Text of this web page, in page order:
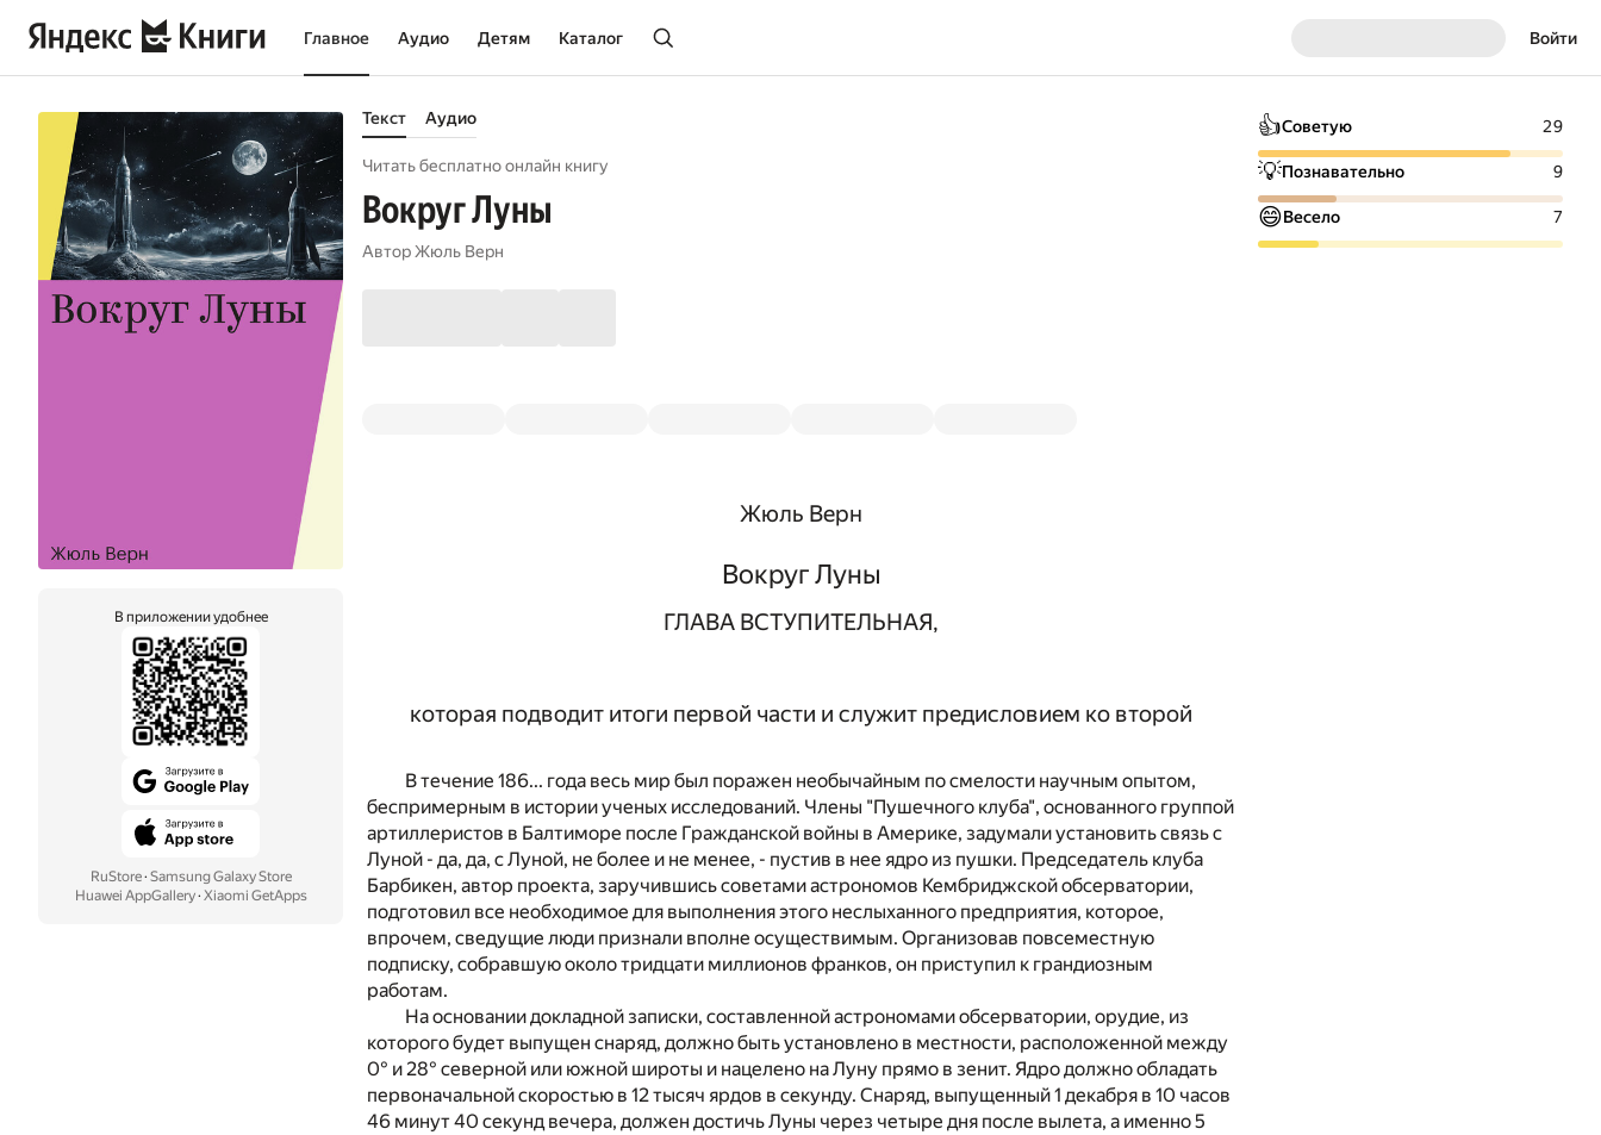
Главное Аудио Детям Каталог Войти
В приложении удобнее
RuStore· Samsung Galaxy Store
Huawei AppGallery· Xiaomi GetApps
Текст Аудио
Читать бесплатно онлайн книгу
Вокруг Луны
АвторЖюль Верн
Жюль Верн
Вокруг Луны
ГЛАВА ВСТУПИТЕЛЬНАЯ,
которая подводит итоги первой части и служит предисловием ко второй
В течение 186... года весь мир был поражен необычайным по смелости научным опытом,
беспримерным в истории ученых исследований. Члены "Пушечного клуба", основанного группой
артиллеристов в Балтиморе после Гражданской войны в Америке, задумали установить связь с
Луной - да, да, с Луной, не более и не менее, - пустив в нее ядро из пушки. Председатель клуба
Барбикен, автор проекта, заручившись советами астрономов Кембриджской обсерватории,
подготовил все необходимое для выполнения этого неслыханного предприятия, которое,
впрочем, сведущие люди признали вполне осуществимым. Организовав повсеместную
подписку, собравшую около тридцати миллионов франков, он приступил к грандиозным
работам.
На основании докладной записки, составленной астрономами обсерватории, орудие, из
которого будет выпущен снаряд, должно быть установлено в местности, расположенной между
0° и 28° северной или южной широты и нацелено на Луну прямо в зенит. Ядро должно обладать
первоначальной скоростью в 12 тысяч ярдов в секунду. Снаряд, выпущенный 1 декабря в 10 часов
46 минут 40 секунд вечера, должен достичь Луны через четыре дня после вылета, а именно 5
👍Советую 29
💡Познавательно 9
😄Весело 7